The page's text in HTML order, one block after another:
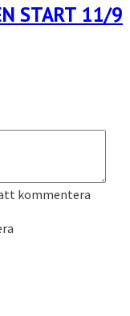
START 11/9
kommentera